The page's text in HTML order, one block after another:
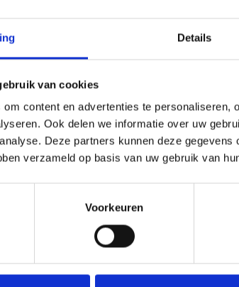
Details
van cookies
content en advertenties te personaliseren,
Ook delen we informatie over uw
Deze partners kunnen deze
verzameld op basis van uw gebruik van
Voorkeuren
of boekingen.